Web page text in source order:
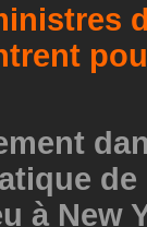
de
à New